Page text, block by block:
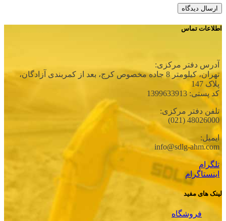
اطلاعات تماس
آدرس دفتر مرکزی:
تهران، كيلومتر 8 جاده مخصوص كرج، بعد از كمربندی آزادگان،
پلاک 147
کد پستی: 1399633913
تلفن دفتر مرکزی:
48026000 (021)
ایمیل:
info@sdlg-ahm.com
تلگرام
اینستاگرام
لینک های مفید
فروشگاه